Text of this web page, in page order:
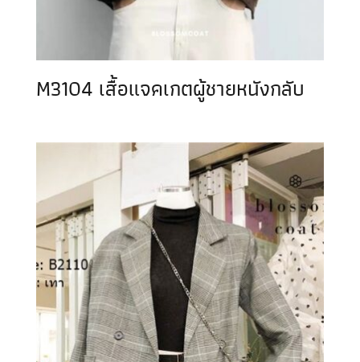
M3104 เสื้อแจคเกตผู้ชายหนังกลับ